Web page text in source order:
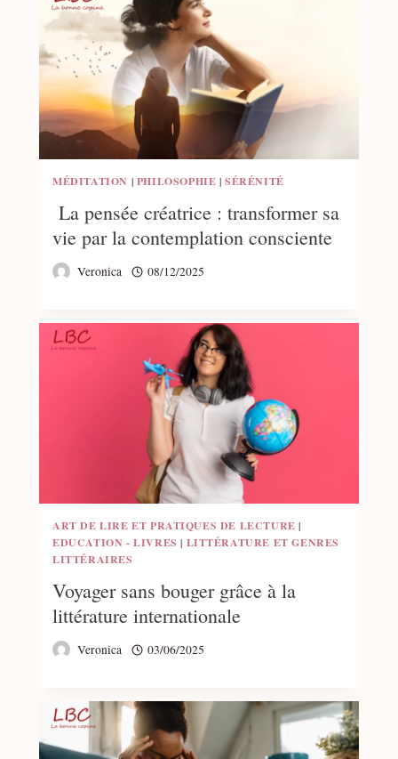
MÉDITATION | PHILOSOPHIE |SÉRÉNITÉ
La pensée créatrice : transformer sa
vie par la contemplation consciente
Veronica 08/12/2025
ART DE LIRE ET PRATIQUES DE LECTURE |
EDUCATION - LIVRES | LITTÉRATURE ET GENRES
LITTÉRAIRES
Voyager sans bouger grâce à la
littérature internationale
Veronica 03/06/2025